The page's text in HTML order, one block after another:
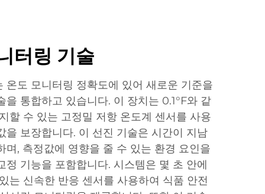
터링 기술
온도 모니터링 정확도에 있어 새로운 기준을
을 통합하고 있습니다. 이 장치는 0.1°F와 같
할 수 있는 고정밀 저항 온도계 센서를 사용
을 보장합니다. 이 선진 기술은 시간이 지남
며, 측정값에 영향을 줄 수 있는 환경 요인을
정 기능을 포함합니다. 시스템은 몇 초 안에
는 신속한 반응 센서를 사용하여 식품 안전